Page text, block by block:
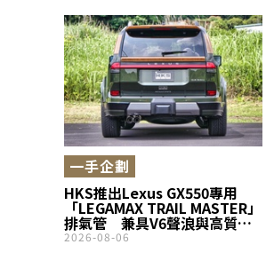
HKS推出Lexus GX550專用
「LEGAMAX TRAIL MASTER」
排氣管 兼具V6聲浪與高質感
設計
一手企劃
2026-08-06